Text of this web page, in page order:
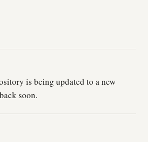
is being updated to a new
soon.